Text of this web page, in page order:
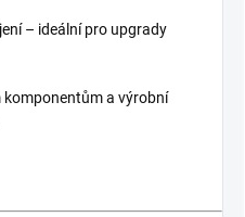
– ideální pro upgrady
a výrobní